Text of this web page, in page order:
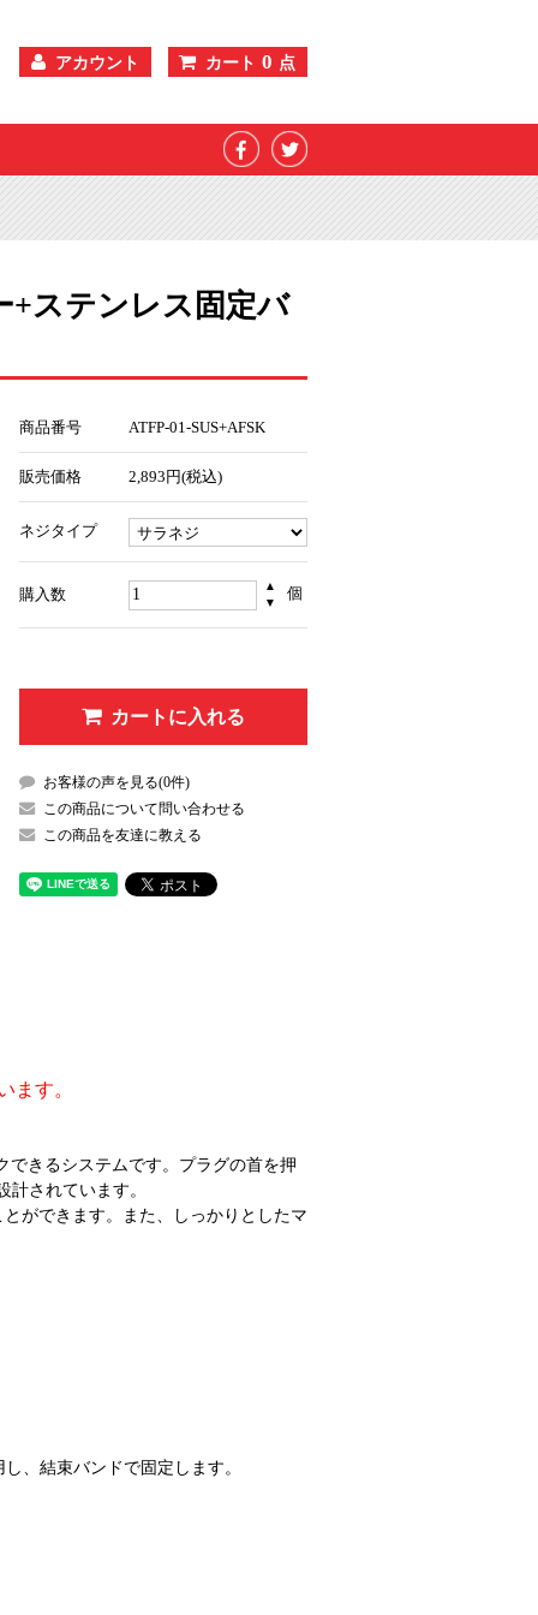
アカウント カート 0 点
+ステンレス固定バ
商品番号 ATFP-01-SUS+AFSK
販売価格 2,893円(税込)
ネジタイプ
購入数
▲
▼
個
カートに入れる
お客様の声を見る(0件)
この商品について問い合わせる
この商品を友達に教える
ます。
できるシステムです。プラグの首を押
されています。
ができます。また、しっかりとしたマ
、結束バンドで固定します。